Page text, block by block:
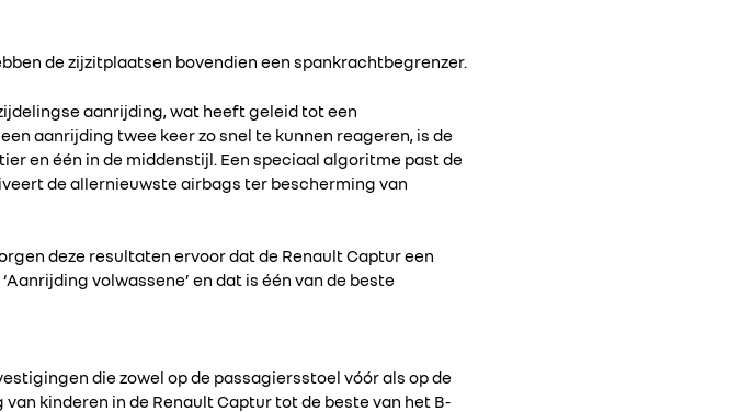
de zijzitplaatsen bovendien een spankrachtbegrenzer.
aanrijding, wat heeft geleid tot een
aanrijding twee keer zo snel te kunnen reageren, is de
en één in de middenstijl. Een speciaal algoritme past de
de allernieuwste airbags ter bescherming van
deze resultaten ervoor dat de Renault Captur een
volwassene’ en dat is één van de beste
die zowel op de passagiersstoel vóór als op de
kinderen in de Renault Captur tot de beste van het B-